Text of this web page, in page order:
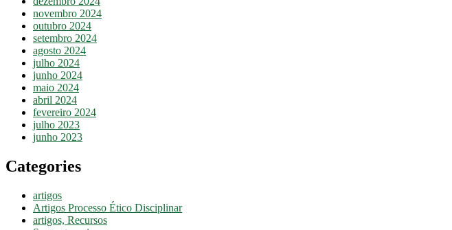
novembro 2024
outubro 2024
setembro 2024
agosto 2024
julho 2024
junho 2024
maio 2024
abril 2024
fevereiro 2024
julho 2023
junho 2023
Categories
artigos
Artigos Processo Ético Disciplinar
artigos, Recursos